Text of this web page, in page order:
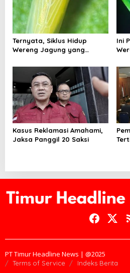
Ternyata, Siklus Hidup
Wereng Jagung yang
Bertahan Hingga 30 Hari
Ini
Kasus Reklamasi Amahami,
Jaksa Panggil 20 Saksi
PT Timur Headline News | @2025
Terms of Service Indeks Berita